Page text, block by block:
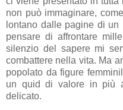
non può immaginare,
lontano dalle pagine di
pensare di affrontare
silenzio del sapere mi
combattere nella vita. Ma
popolato da figure
un quid di valore in più
delicato.